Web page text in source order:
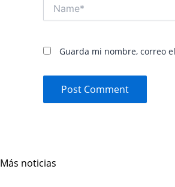
Guarda mi nombre, correo
Más noticias